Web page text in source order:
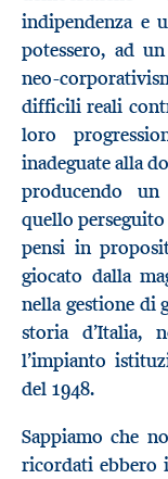
indipendenza e
potessero, ad
neo-
difficili reali
loro
inadeguate alla
producendo
quello
pensi in
giocato dalla
nella gestione di
storia d’Italia,
l’impianto
del 1948.
Sappiamo che
ricordati ebbero